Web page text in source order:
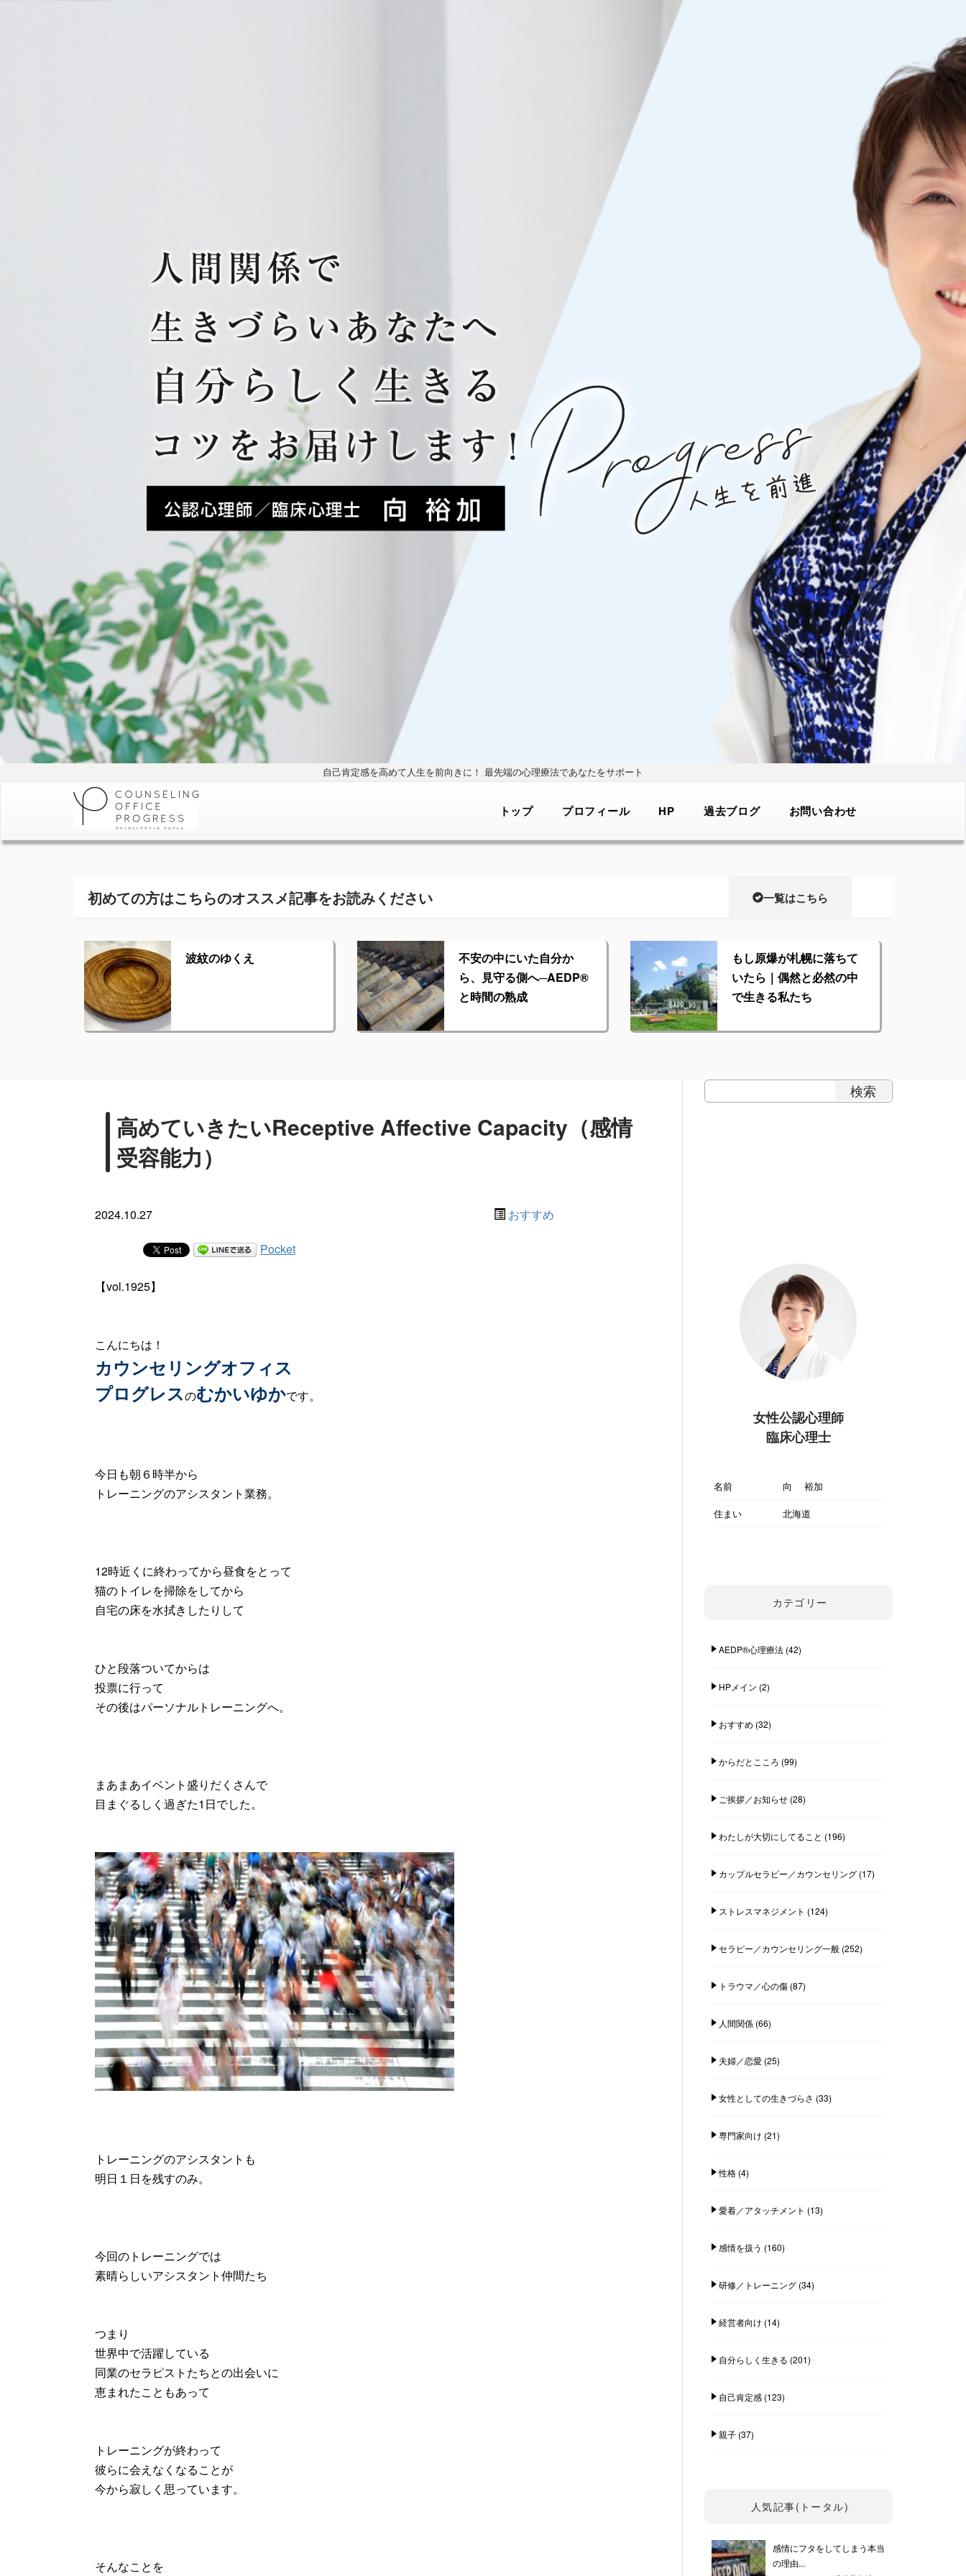
自己肯定感を高めて人生を前向きに！ 最先端の心理療法であなたをサポート
トップ プロフィール HP 過去ブログ お問い合わせ
初めての方はこちらのオススメ記事をお読みください 一覧はこちら
波紋のゆくえ
不安の中にいた自分か
ら、見守る側へ─AEDP®︎
と時間の熟成
もし原爆が札幌に落ちて
いたら｜偶然と必然の中
で生きる私たち
高めていきたいReceptive Affective Capacity（感情
受容能力）
2024.10.27 おすすめ
Pocket
【vol.1925】
こんにちは！
カウンセリングオフィス
プログレスのむかいゆかです。
今日も朝６時半から
トレーニングのアシスタント業務。
12時近くに終わってから昼食をとって
猫のトイレを掃除をしてから
自宅の床を水拭きしたりして
ひと段落ついてからは
投票に行って
その後はパーソナルトレーニングへ。
まあまあイベント盛りだくさんで
目まぐるしく過ぎた1日でした。
トレーニングのアシスタントも
明日１日を残すのみ。
今回のトレーニングでは
素晴らしいアシスタント仲間たち
つまり
世界中で活躍している
同業のセラピストたちとの出会いに
恵まれたこともあって
トレーニングが終わって
彼らに会えなくなることが
今から寂しく思っています。
そんなことを
女性公認心理師
臨床心理士
名前
向 裕加
住まい
北海道
カテゴリー
AEDP®︎心理療法(42)
HPメイン (2)
おすすめ (32)
からだとこころ (99)
ご挨拶／お知らせ(28)
わたしが大切にしてること (196)
カップルセラピー／カウンセリング(17)
ストレスマネジメント (124)
セラピー／カウンセリング一般(252)
トラウマ／心の傷(87)
人間関係(66)
夫婦／恋愛(25)
女性としての生きづらさ (33)
専門家向け (21)
性格(4)
愛着／アタッチメント (13)
感情を扱う (160)
研修／トレーニング(34)
経営者向け (14)
自分らしく生きる (201)
自己肯定感(123)
親子(37)
人気記事(トータル)
感情にフタをしてしまう本当
の理由...